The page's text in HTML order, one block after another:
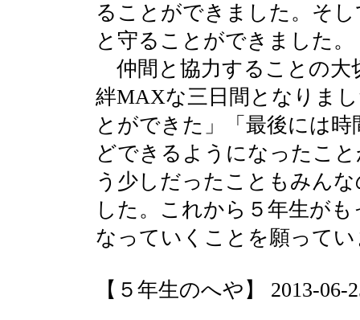
ることができました。そ
と守ることができました。
仲間と協力することの大
絆MAXな三日間となりま
とができた」「最後には
どできるようになったこ
う少しだったこともみん
した。これから５年生が
なっていくことを願って
【５年生のへや】 2013-06-